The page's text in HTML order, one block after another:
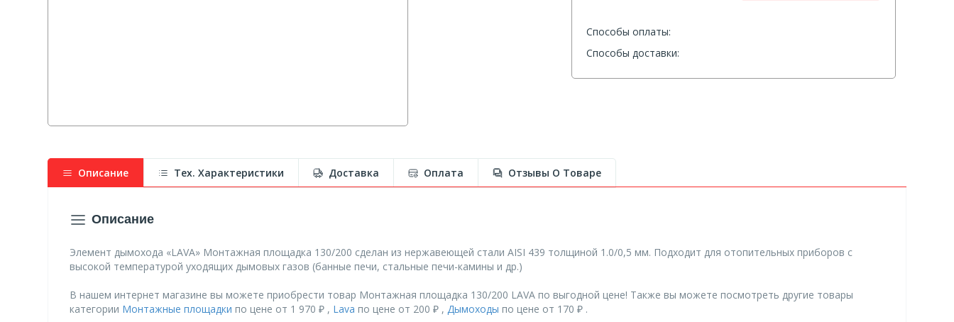
Способы оплаты:
Способы доставки:
Описание
Описание
Элемент дымохода «LAVA» Монтажная площадка 130/200 сделан из нержавеющей стали AISI 439 толщиной 1.0/0,5 мм. Подходит для отопительных приборов с
высокой температурой уходящих дымовых газов (банные печи, стальные печи-камины и др.)
В нашем интернет магазине вы можете приобрести товар Монтажная площадка 130/200 LAVA по выгодной цене! Также вы можете посмотреть другие товары
категории Монтажные площадки по цене от 1 970 ₽ , Lava по цене от 200 ₽ ,Дымоходы по цене от 170 ₽ .
Тех. Характеристики Доставка Оплата Отзывы О Товаре